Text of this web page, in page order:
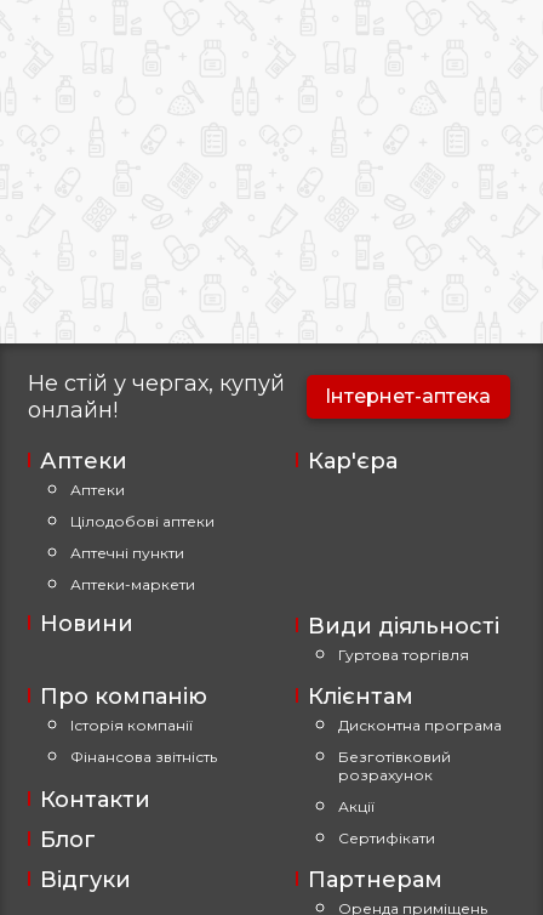
Не стій у чергах, купуй
онлайн!
Інтернет-аптека
Аптеки
Аптеки
Цілодобові аптеки
Аптечні пункти
Аптеки-маркети
Про компанію
Історія компанії
Фінансова звітність
Види діяльності
Гуртова торгівля
Контакти
Відгуки
Новини
Клієнтам
Дисконтна програма
Безготівковий
розрахунок
Акції
Сертифікати
Партнерам
Оренда приміщень
Блог
Кар'єра